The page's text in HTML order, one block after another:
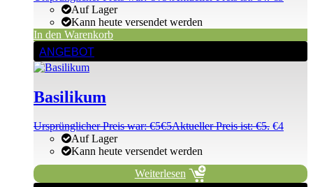
Auf Lager
Kann heute versendet werden
In den Warenkorb
ANGEBOT
Basilikum
Ursprünglicher Preis war: €5€5Aktueller Preis ist: €5. €4
Auf Lager
Kann heute versendet werden
Weiterlesen